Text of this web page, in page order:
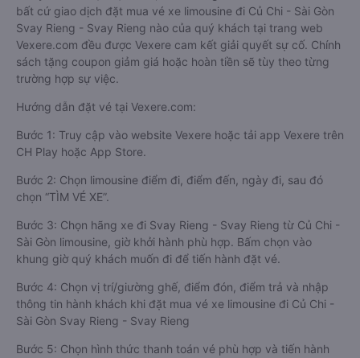
bất cứ giao dịch đặt mua vé xe limousine đi Củ Chi - Sài Gòn
Svay Rieng - Svay Rieng nào của quý khách tại trang web
Vexere.com đều được Vexere cam kết giải quyết sự cố. Chính
sách tặng coupon giảm giá hoặc hoàn tiền sẽ tùy theo từng
trường hợp sự việc.
Hướng dẫn đặt vé tại Vexere.com:
Bước 1: Truy cập vào website Vexere hoặc tải app Vexere trên
CH Play hoặc App Store.
Bước 2: Chọn limousine điểm đi, điểm đến, ngày đi, sau đó
chọn “TÌM VÉ XE”.
Bước 3: Chọn hãng xe đi Svay Rieng - Svay Rieng từ Củ Chi -
Sài Gòn limousine, giờ khởi hành phù hợp. Bấm chọn vào
khung giờ quý khách muốn đi để tiến hành đặt vé.
Bước 4: Chọn vị trí/giường ghế, điểm đón, điểm trả và nhập
thông tin hành khách khi đặt mua vé xe limousine đi Củ Chi -
Sài Gòn Svay Rieng - Svay Rieng
Bước 5: Chọn hình thức thanh toán vé phù hợp và tiến hành